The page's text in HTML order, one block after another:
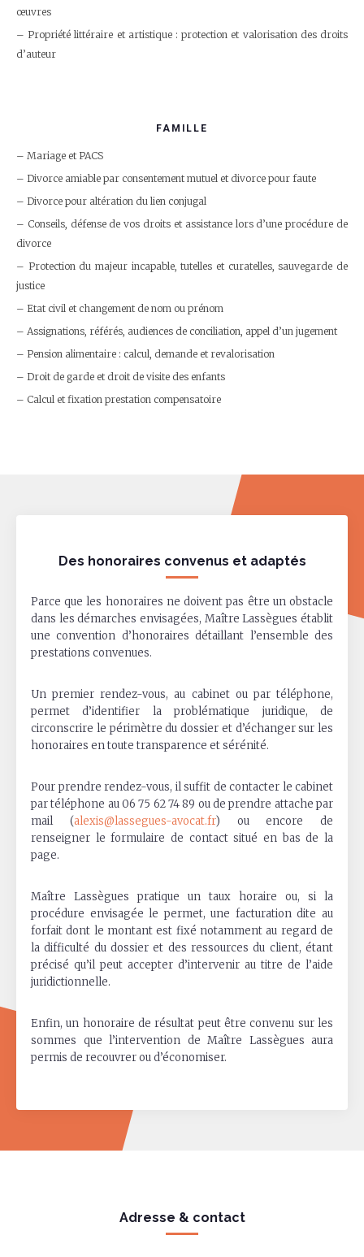
œuvres
Propriété littéraire et artistique : protection et valorisation des droits
d’auteur
FAMILLE
Mariage et PACS
Divorce amiable par consentement mutuel et divorce pour faute
Divorce pour altération du lien conjugal
Conseils, défense de vos droits et assistance lors d’une procédure de
divorce
Protection du majeur incapable, tutelles et curatelles, sauvegarde de
justice
Etat civil et changement de nom ou prénom
Assignations, référés, audiences de conciliation, appel d’un jugement
Pension alimentaire : calcul, demande et revalorisation
Droit de garde et droit de visite des enfants
Calcul et fixation prestation compensatoire
Des honoraires convenus et adaptés
Parce que les honoraires ne doivent pas être un obstacle
dans les démarches envisagées, Maître Lassègues établit
une convention d’honoraires détaillant l’ensemble des
prestations convenues.
Un premier rendez-vous, au cabinet ou par téléphone,
permet d’identifier la problématique juridique, de
circonscrire le périmètre du dossier et d’échanger sur les
honoraires en toute transparence et sérénité.
Pour prendre rendez-vous, il suffit de contacter le cabinet
par téléphone au 06 75 62 74 89 ou de prendre attache par
mail (alexis@lassegues-avocat.fr) ou encore de
renseigner le formulaire de contact situé en bas de la
page.
Maître Lassègues pratique un taux horaire ou, si la
procédure envisagée le permet, une facturation dite au
forfait dont le montant est fixé notamment au regard de
la difficulté du dossier et des ressources du client, étant
précisé qu’il peut accepter d’intervenir au titre de l’aide
juridictionnelle.
Enfin, un honoraire de résultat peut être convenu sur les
sommes que l’intervention de Maître Lassègues aura
permis de recouvrer ou d’économiser.
Adresse & contact